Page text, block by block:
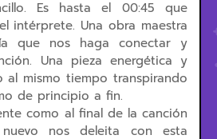
Es hasta el 00:45 que
intérprete. Una obra maestra
que nos haga conectar y
Una pieza energética y
al mismo tiempo transpirando
de principio a fin.
como al final de la canción
nos deleita con esta